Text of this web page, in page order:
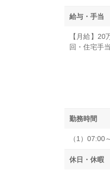
給与・手当
【月給】
回・住宅手
勤務時間
（1）
休日・休暇